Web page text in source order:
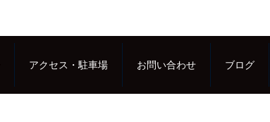
アクセス・駐車場 お問い合わせ ブログ